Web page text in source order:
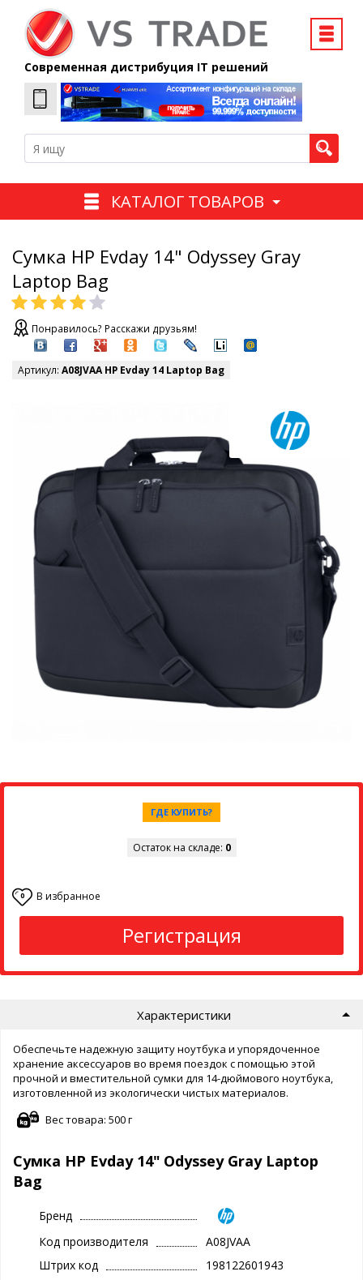
Современная дистрибуция IT решений
КАТАЛОГ ТОВАРОВ
Сумка HP Evday 14" Odyssey Gray
Laptop Bag
Понравилось? Расскажи друзьям!
Артикул: A08JVAA HP Evday 14 Laptop Bag
ГДЕ КУПИТЬ?
Остаток на складе: 0
0 В избранное
Регистрация
Характеристики
Обеспечьте надежную защиту ноутбука и упорядоченное
хранение аксессуаров во время поездок с помощью этой
прочной и вместительной сумки для 14-дюймового ноутбука,
изготовленной из экологически чистых материалов.
Вес товара: 500 г
Сумка HP Evday 14" Odyssey Gray Laptop
Bag
Бренд
Код производителя
A08JVAA
Штрих код
198122601943